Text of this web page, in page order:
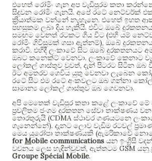
එහෙත් රෝමිං ගැන අප වැඩිපුරම කතා
සිදුවන රෝමිං ගැනයි. අපේ රටේ නෙට්වර්ක්
ක්‍රියාත්මක වන්නේ නැහැනෙ. එහෙත් ඉහත
පහසුකම ලබා දිය හැකියි. එවිට ඔබේ
සමඟම වෙනත් රටකට ගිය විට (එහි යම්
රෝමිං ගිවිසුමක් ගසා ඇත්නම්), ඔබේ
කරාවි. එහිදී ලංකාවේ සිට ඔබේ දුරකතනයට
ඔබට කනෙක්ට් වෙනවා. ලංකාවේ කෙනාට
ලෝකල් ගාස්තුව වුවත්, දැන් පිටරට සිටින ඔබ
ඊට අමතරව ගෙවිය යුතු වෙනවා ලැබෙන
රටේ සිට එම රටේ අංකවලට ඔබ ගන්නා
සාමාන්‍ය ලෝකල් ගාස්තුව ඔබ ගෙවනවා.
අපි මෙතෙක් වැඩිපුර කතා කළේ ලංකාවේ
ප්‍රචලිතම ජංගම දුරකතන සේවා තාක්ෂණය වන
තොරතුරුයි (CDMA ස්ථාවර ගණයටනෙ
ගැනෙන්නේ). දැනට ලොව වැඩිම රටවල්
මෙය යුරෝපා තාක්ෂණයකි (ඇමරිකාවේ
for Mobile communications යන ඉංග්‍රිසි
වචනය ලෙස හැඳින්වුවත්, ඇත්තටම GSM යනු
Groupe Spécial Mobile.